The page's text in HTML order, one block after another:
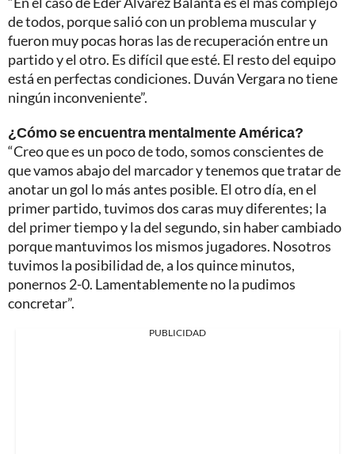
de todos, porque salió con un problema muscular y
fueron muy pocas horas las de recuperación entre un
partido y el otro. Es difícil que esté. El resto del equipo
está en perfectas condiciones. Duván Vergara no tiene
ningún inconveniente”.
¿Cómo se encuentra mentalmente América?
“Creo que es un poco de todo, somos conscientes de
que vamos abajo del marcador y tenemos que tratar de
anotar un gol lo más antes posible. El otro día, en el
primer partido, tuvimos dos caras muy diferentes; la
del primer tiempo y la del segundo, sin haber cambiado
porque mantuvimos los mismos jugadores. Nosotros
tuvimos la posibilidad de, a los quince minutos,
ponernos 2-0. Lamentablemente no la pudimos
concretar”.
PUBLICIDAD